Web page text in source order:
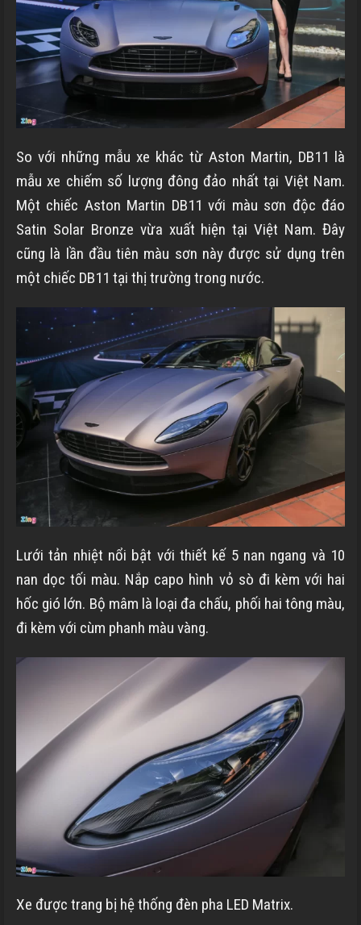
So với những mẫu xe khác từ Aston Martin, DB11 là
mẫu xe chiếm số lượng đông đảo nhất tại Việt Nam.
Một chiếc Aston Martin DB11 với màu sơn độc đáo
Satin Solar Bronze vừa xuất hiện tại Việt Nam. Đây
cũng là lần đầu tiên màu sơn này được sử dụng trên
một chiếc DB11 tại thị trường trong nước.
Lưới tản nhiệt nổi bật với thiết kế 5 nan ngang và 10
nan dọc tối màu. Nắp capo hình vỏ sò đi kèm với hai
hốc gió lớn. Bộ mâm là loại đa chấu, phối hai tông màu,
đi kèm với cùm phanh màu vàng.
Xe được trang bị hệ thống đèn pha LED Matrix.